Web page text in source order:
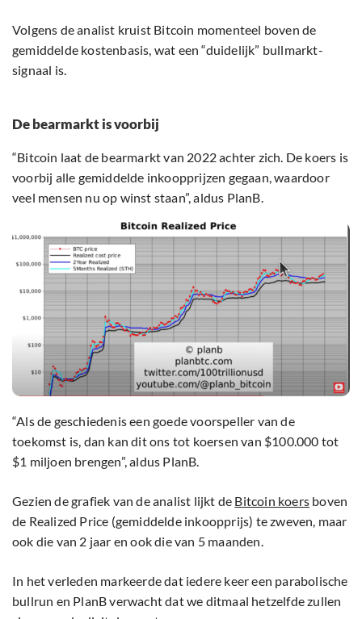
Volgens de analist kruist Bitcoin momenteel boven de
gemiddelde kostenbasis, wat een “duidelijk” bullmarkt-
signaal is.
De bearmarkt is voorbij
“Bitcoin laat de bearmarkt van 2022 achter zich. De koers is
voorbij alle gemiddelde inkoopprijzen gegaan, waardoor
veel mensen nu op winst staan”, aldus PlanB.
“Als de geschiedenis een goede voorspeller van de
toekomst is, dan kan dit ons tot koersen van $100.000 tot
$1 miljoen brengen”, aldus PlanB.
Gezien de grafiek van de analist lijkt de Bitcoin koers boven
de Realized Price (gemiddelde inkoopprijs) te zweven, maar
ook die van 2 jaar en ook die van 5 maanden.
In het verleden markeerde dat iedere keer een parabolische
bullrun en PlanB verwacht dat we ditmaal hetzelfde zullen